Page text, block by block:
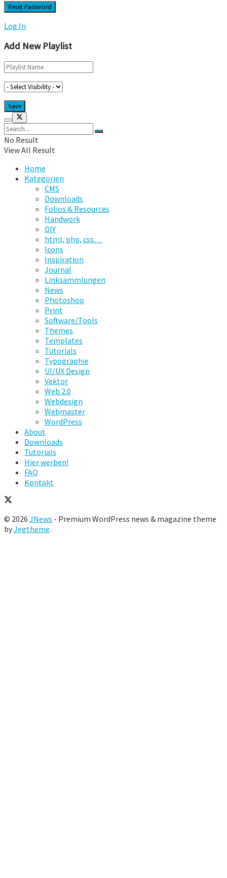
Log In
Add New Playlist
No Result
View All Result
Home
Kategorien
CMS
Downloads
Folios & Resources
Handwork
DIY
html, php, css…
Icons
Inspiration
Journal
Linksammlungen
News
Photoshop
Print
Software/Tools
Themes
Templates
Tutorials
Typographie
UI/UX Design
Vektor
Web 2.0
Webdesign
Webmaster
WordPress
About
Downloads
Tutorials
Hier werben!
FAQ
Kontakt
© 2026 JNews - Premium WordPress news & magazine theme
byJegtheme.